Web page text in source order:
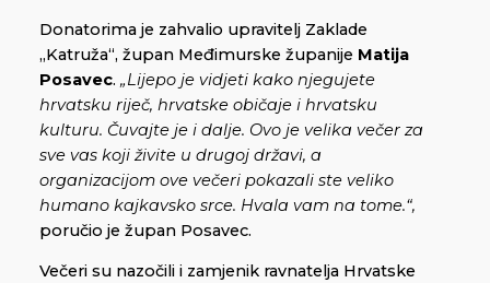
Donatorima je zahvalio upravitelj Zaklade
„Katruža“, župan Međimurske županije Matija
Posavec. „Lijepo je vidjeti kako njegujete
hrvatsku riječ, hrvatske običaje i hrvatsku
kulturu. Čuvajte je i dalje. Ovo je velika večer za
sve vas koji živite u drugoj državi, a
organizacijom ove večeri pokazali ste veliko
humano kajkavsko srce. Hvala vam na tome.“,
poručio je župan Posavec.
Večeri su nazočili i zamjenik ravnatelja Hrvatske